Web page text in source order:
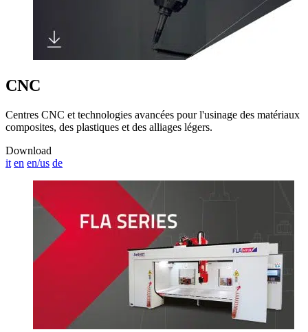
CNC
Centres CNC et technologies avancées pour l'usinage des matériaux
composites, des plastiques et des alliages légers.
Download
it en en/us de